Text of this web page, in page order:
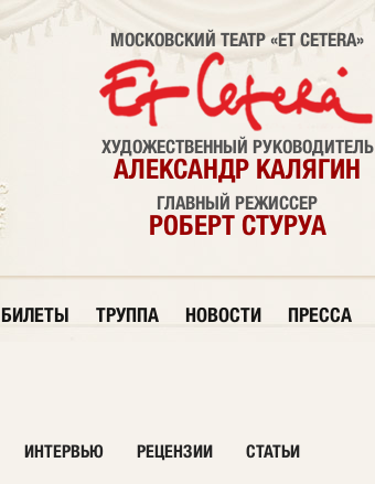
МОСКОВСКИЙ ТЕАТР «ET CETERA»
ХУДОЖЕСТВЕННЫЙ РУКОВОДИТЕЛЬ
АЛЕКСАНДР КАЛЯГИН
ГЛАВНЫЙ РЕЖИССЕР
РОБЕРТ СТУРУА
БИЛЕТЫ ТРУППА НОВОСТИ ПРЕССА
ИНТЕРВЬЮ РЕЦЕНЗИИ СТАТЬИ